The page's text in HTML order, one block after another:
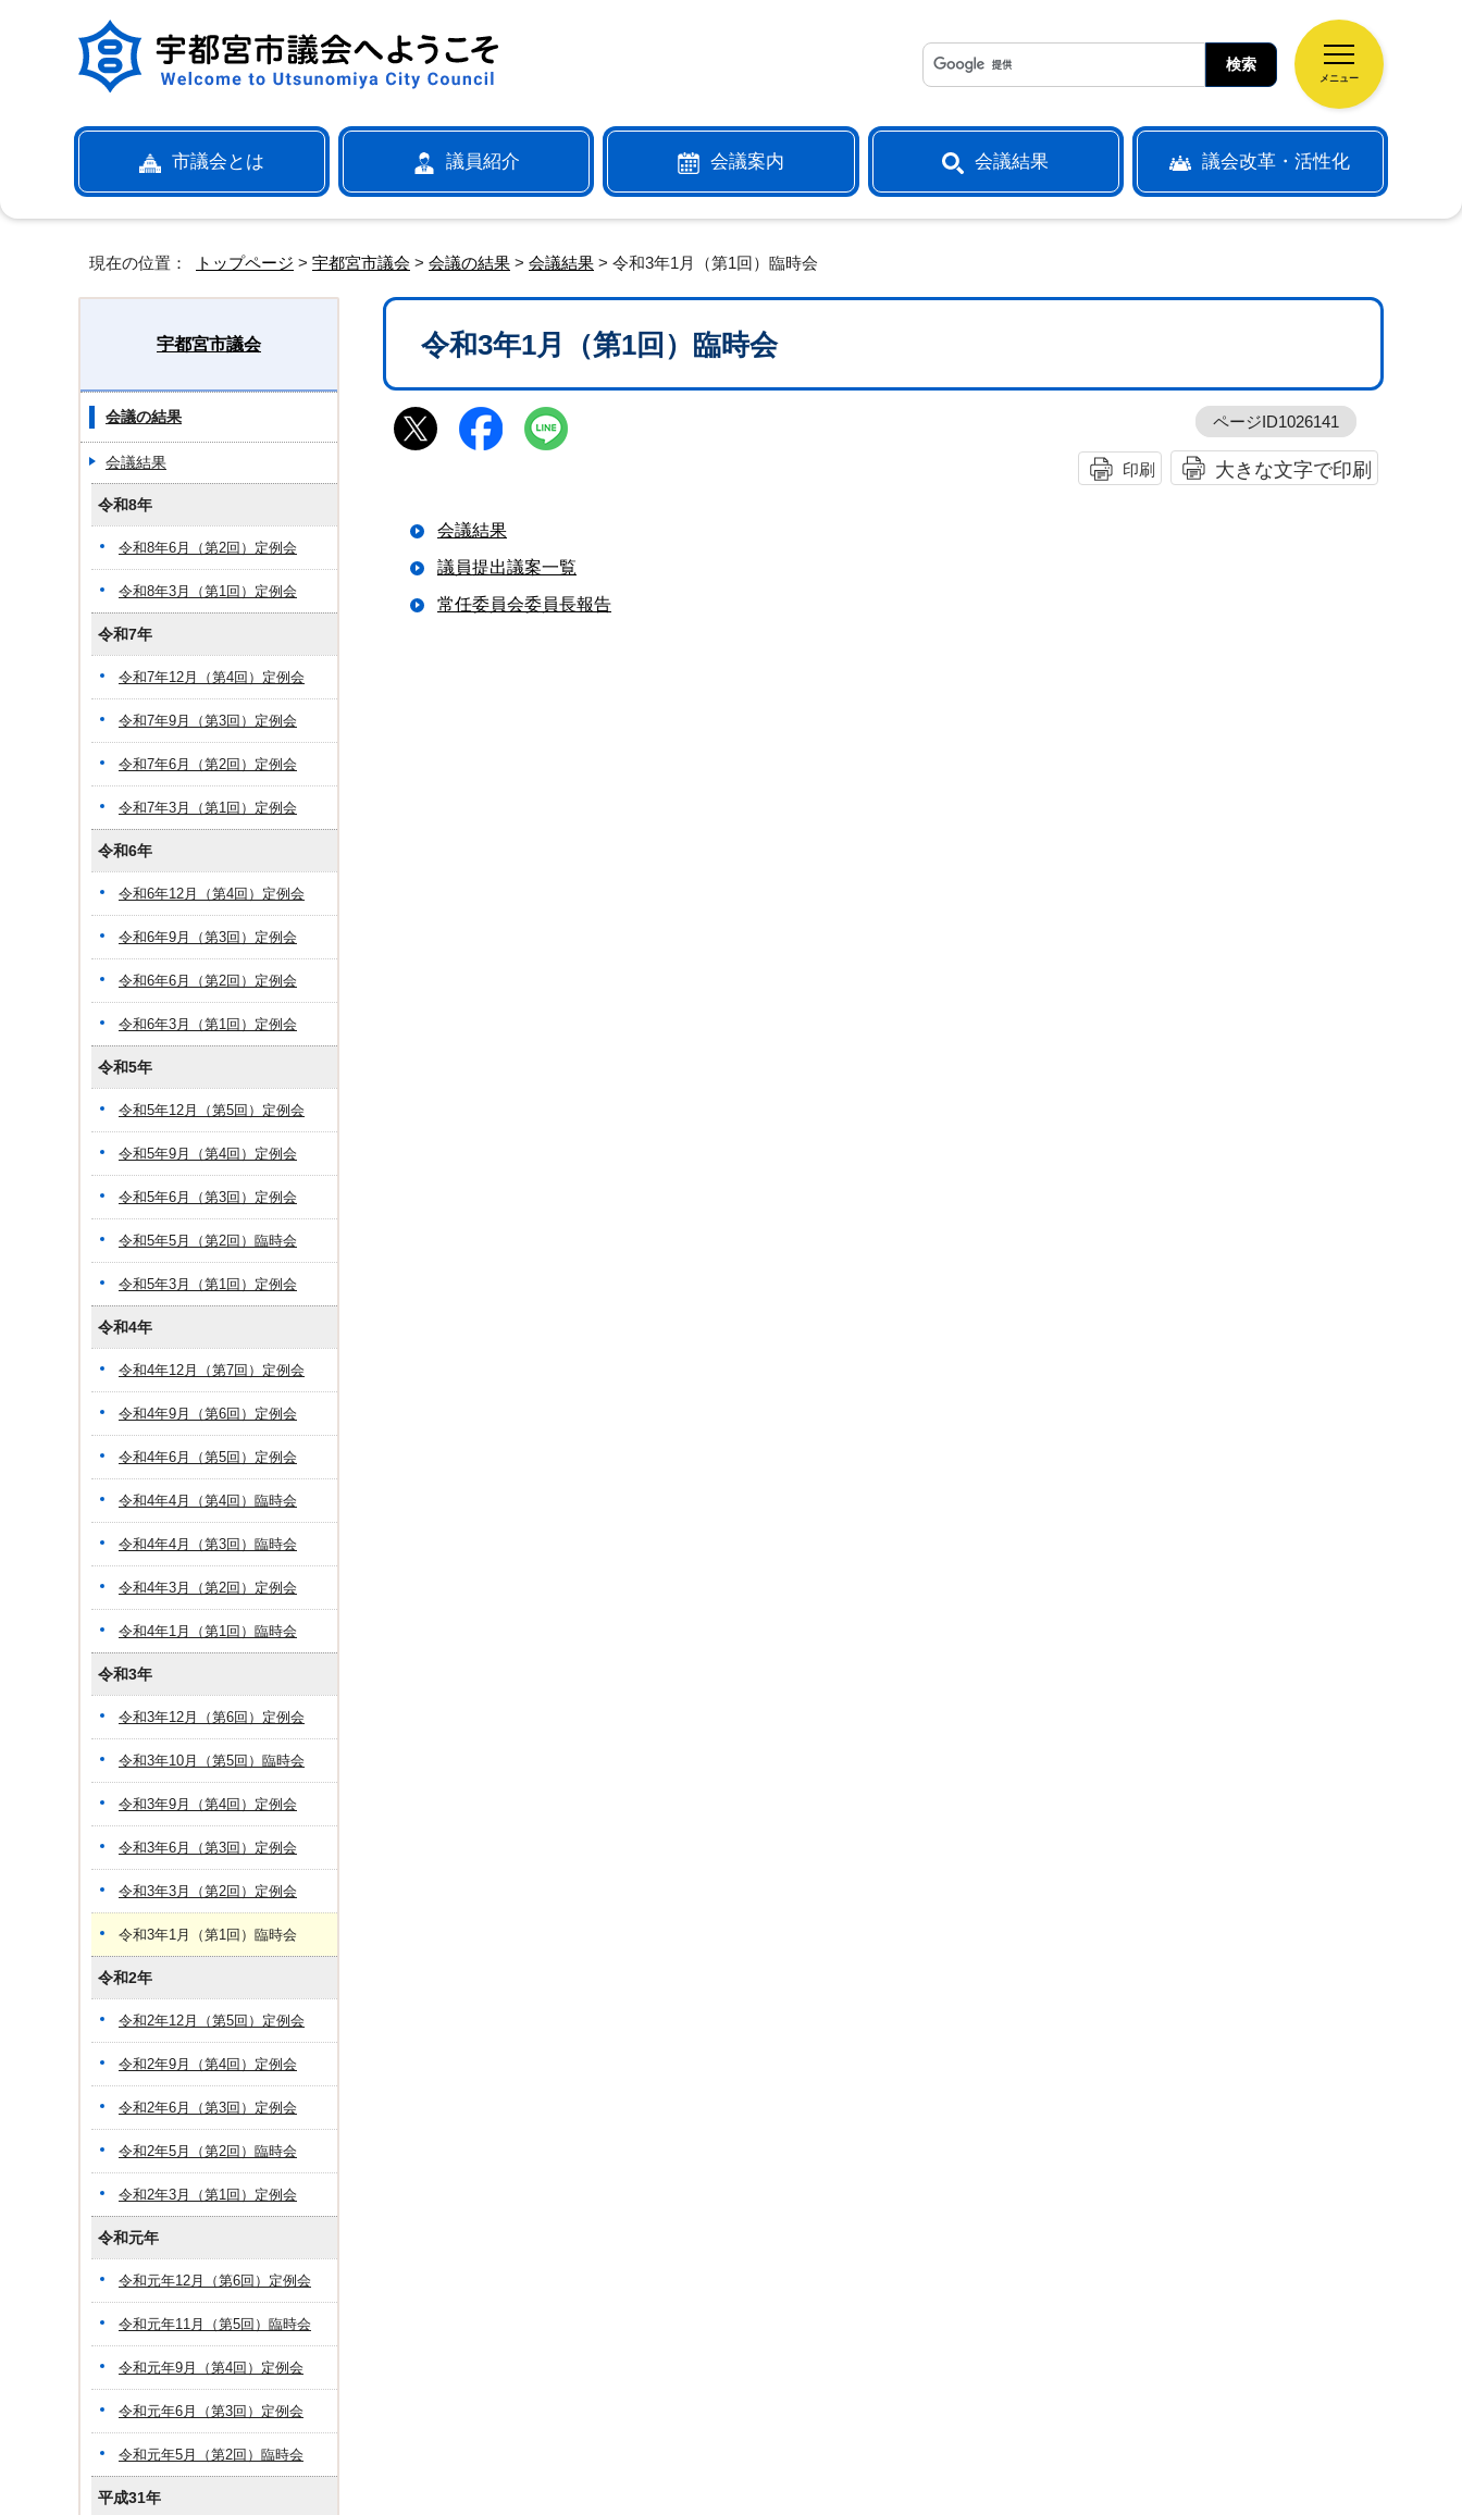
メニュー
市議会とは 議員紹介 会議案内 会議結果 議会改革・活性化
現在の位置： トップページ > 宇都宮市議会 > 会議の結果 > 会議結果 > 令和3年1月（第1回）臨時会
令和3年1月（第1回）臨時会
ページID1026141
印刷 大きな文字で印刷
会議結果
議員提出議案一覧
常任委員会委員長報告
宇都宮市議会
会議の結果
会議結果
令和8年
令和8年6月（第2回）定例会
令和8年3月（第1回）定例会
令和7年
令和7年12月（第4回）定例会
令和7年9月（第3回）定例会
令和7年6月（第2回）定例会
令和7年3月（第1回）定例会
令和6年
令和6年12月（第4回）定例会
令和6年9月（第3回）定例会
令和6年6月（第2回）定例会
令和6年3月（第1回）定例会
令和5年
令和5年12月（第5回）定例会
令和5年9月（第4回）定例会
令和5年6月（第3回）定例会
令和5年5月（第2回）臨時会
令和5年3月（第1回）定例会
令和4年
令和4年12月（第7回）定例会
令和4年9月（第6回）定例会
令和4年6月（第5回）定例会
令和4年4月（第4回）臨時会
令和4年4月（第3回）臨時会
令和4年3月（第2回）定例会
令和4年1月（第1回）臨時会
令和3年
令和3年12月（第6回）定例会
令和3年10月（第5回）臨時会
令和3年9月（第4回）定例会
令和3年6月（第3回）定例会
令和3年3月（第2回）定例会
令和3年1月（第1回）臨時会
令和2年
令和2年12月（第5回）定例会
令和2年9月（第4回）定例会
令和2年6月（第3回）定例会
令和2年5月（第2回）臨時会
令和2年3月（第1回）定例会
令和元年
令和元年12月（第6回）定例会
令和元年11月（第5回）臨時会
令和元年9月（第4回）定例会
令和元年6月（第3回）定例会
令和元年5月（第2回）臨時会
平成31年